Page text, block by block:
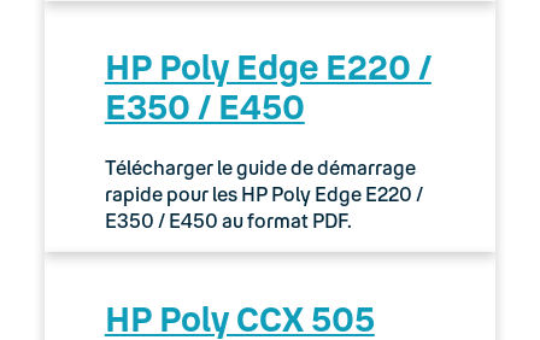
HP Poly Edge E220 /
E350 / E450
Télécharger le guide de démarrage
rapide pour les HP Poly Edge E220 /
E350 / E450 au format PDF.
HP Poly CCX 505